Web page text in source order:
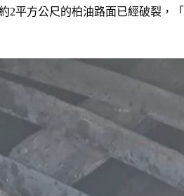
平方公尺的柏油路面已經破裂，